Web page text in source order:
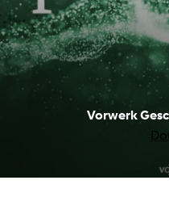
Vorwerk